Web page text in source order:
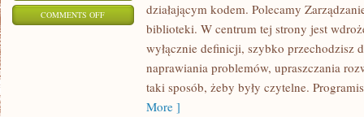
COMMENTS OFFON
działającym kodem. Polecamy
biblioteki. W centrum tej strony jest
wyłącznie definicji, szybko przechodzisz
naprawiania problemów, upraszczania
taki sposób, żeby były czytelne.
More ]